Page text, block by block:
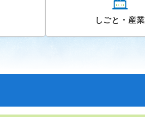
しごと・産業